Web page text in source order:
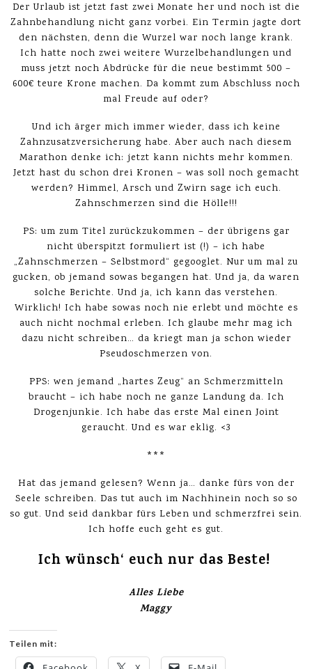
Der Urlaub ist jetzt fast zwei Monate her und noch ist die
Zahnbehandlung nicht ganz vorbei. Ein Termin jagte dort
den nächsten, denn die Wurzel war noch lange krank.
Ich hatte noch zwei weitere Wurzelbehandlungen und
muss jetzt noch Abdrücke für die neue bestimmt 500 –
600€ teure Krone machen. Da kommt zum Abschluss noch
mal Freude auf oder?
Und ich ärger mich immer wieder, dass ich keine
Zahnzusatzversicherung habe. Aber auch nach diesem
Marathon denke ich: jetzt kann nichts mehr kommen.
Jetzt hast du schon drei Kronen – was soll noch gemacht
werden? Himmel, Arsch und Zwirn sage ich euch.
Zahnschmerzen sind die Hölle!!!
PS: um zum Titel zurückzukommen – der übrigens gar
nicht überspitzt formuliert ist (!) – ich habe
„Zahnschmerzen – Selbstmord“ gegooglet. Nur um mal zu
gucken, ob jemand sowas begangen hat. Und ja, da waren
solche Berichte. Und ja, ich kann das verstehen.
Wirklich! Ich habe sowas noch nie erlebt und möchte es
auch nicht nochmal erleben. Ich glaube mehr mag ich
dazu nicht schreiben… da kriegt man ja schon wieder
Pseudoschmerzen von.
PPS: wen jemand „hartes Zeug“ an Schmerzmitteln
braucht – ich habe noch ne ganze Landung da. Ich
Drogenjunkie. Ich habe das erste Mal einen Joint
geraucht. Und es war eklig. <3
***
Hat das jemand gelesen? Wenn ja… danke fürs von der
Seele schreiben. Das tut auch im Nachhinein noch so so
so gut. Und seid dankbar fürs Leben und schmerzfrei sein.
Ich hoffe euch geht es gut.
Ich wünsch‘ euch nur das Beste!
Alles Liebe
Maggy
Teilen mit: